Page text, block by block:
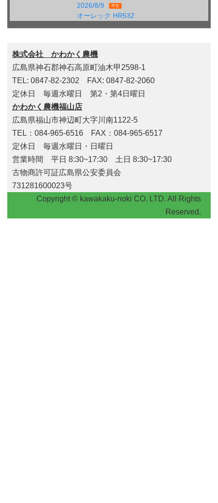
2026/8/9
中古
オーレック HR532
株式会社 かわかく農機
広島県神石郡神石高原町油木甲2598-1
TEL: 0847-82-2302 FAX: 0847-82-2060
定休日 毎週水曜日 第2・第4日曜日
かわかく農機福山店
広島県福山市神辺町大字川南1122-5
TEL：084-965-6516 FAX：084-965-6517
定休日 毎週水曜日・日曜日
営業時間 平日 8:30~17:30 土日 8:30~17:30
古物商許可証広島県公安委員会
731281600023号
Copyright © kawakaku-noki CO. LTD. All Rights
Reserved.